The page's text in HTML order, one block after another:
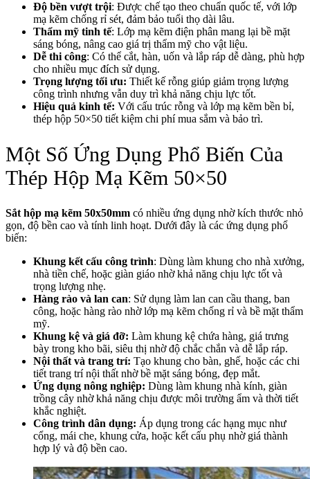
Độ bền vượt trội: Được chế tạo theo chuẩn quốc tế, với lớp
mạ kẽm chống rỉ sét, đảm bảo tuổi thọ dài lâu.
Thẩm mỹ tinh tế: Lớp mạ kẽm điện phân mang lại bề mặt
sáng bóng, nâng cao giá trị thẩm mỹ cho vật liệu.
Dễ thi công: Có thể cắt, hàn, uốn và lắp ráp dễ dàng, phù hợp
cho nhiều mục đích sử dụng.
Trọng lượng tối ưu: Thiết kế rỗng giúp giảm trọng lượng
công trình nhưng vẫn duy trì khả năng chịu lực tốt.
Hiệu quả kinh tế: Với cấu trúc rỗng và lớp mạ kẽm bền bỉ,
thép hộp 50×50 tiết kiệm chi phí mua sắm và bảo trì.
Một Số Ứng Dụng Phổ Biến Của
Thép Hộp Mạ Kẽm 50×50
Sắt hộp mạ kẽm 50x50mm có nhiều ứng dụng nhờ kích thước nhỏ
gọn, độ bền cao và tính linh hoạt. Dưới đây là các ứng dụng phổ
biến:
Khung kết cấu công trình: Dùng làm khung cho nhà xưởng,
nhà tiền chế, hoặc giàn giáo nhờ khả năng chịu lực tốt và
trọng lượng nhẹ.
Hàng rào và lan can: Sử dụng làm lan can cầu thang, ban
công, hoặc hàng rào nhờ lớp mạ kẽm chống rỉ và bề mặt thẩm
mỹ.
Khung kệ và giá đỡ: Làm khung kệ chứa hàng, giá trưng
bày trong kho bãi, siêu thị nhờ độ chắc chắn và dễ lắp ráp.
Nội thất và trang trí: Tạo khung cho bàn, ghế, hoặc các chi
tiết trang trí nội thất nhờ bề mặt sáng bóng, đẹp mắt.
Ứng dụng nông nghiệp: Dùng làm khung nhà kính, giàn
trồng cây nhờ khả năng chịu được môi trường ẩm và thời tiết
khắc nghiệt.
Công trình dân dụng: Áp dụng trong các hạng mục như
cổng, mái che, khung cửa, hoặc kết cấu phụ nhờ giá thành
hợp lý và độ bền cao.